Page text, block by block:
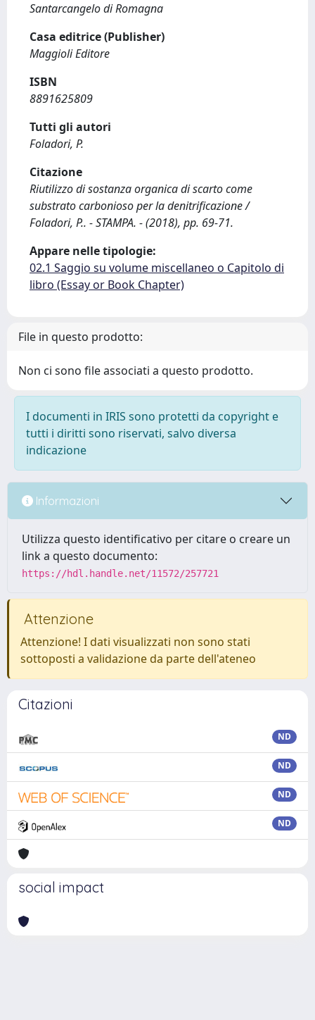
Santarcangelo di Romagna
Casa editrice (Publisher)
Maggioli Editore
ISBN
8891625809
Tutti gli autori
Foladori, P.
Citazione
Riutilizzo di sostanza organica di scarto come
substrato carbonioso per la denitrificazione /
Foladori, P.. - STAMPA. - (2018), pp. 69-71.
Appare nelle tipologie:
02.1 Saggio su volume miscellaneo o Capitolo di
libro (Essay or Book Chapter)
File in questo prodotto:
Non ci sono file associati a questo prodotto.
I documenti in IRIS sono protetti da copyright e
tutti i diritti sono riservati, salvo diversa
indicazione
Informazioni
Utilizza questo identificativo per citare o creare un
link a questo documento:
https://hdl.handle.net/11572/257721
Attenzione
Attenzione! I dati visualizzati non sono stati
sottoposti a validazione da parte dell'ateneo
Citazioni
ND
ND
ND
ND
social impact